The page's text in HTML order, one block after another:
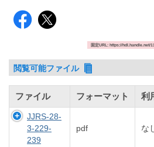
固定URL: https://hdl.handle.net/
閲覧可能ファイル
ファイル フォーマット 利
JJRS-28-
3-229-
239
pdf な